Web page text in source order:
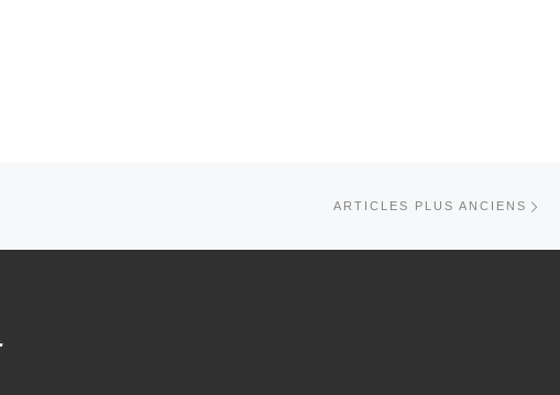
ARTICLES PLUS ANCIENS